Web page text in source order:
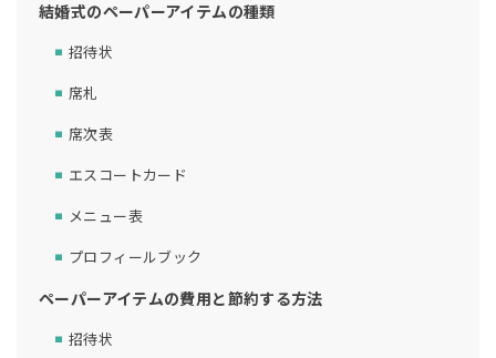
結婚式のペーパーアイテムの種類
招待状
席札
席次表
エスコートカード
メニュー表
プロフィールブック
ペーパーアイテムの費用と節約する方法
招待状